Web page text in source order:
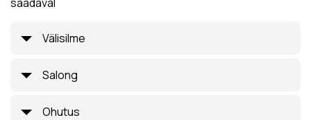
Välisilme
Salong
Ohutus